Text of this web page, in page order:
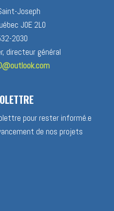
Joseph
J0E 2L0
2030
directeur général
pour rester informé.e
de nos projets